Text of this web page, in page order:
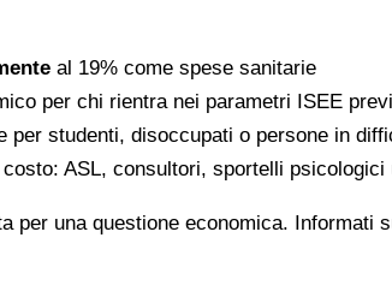
al 19% come spese sanitarie
per chi rientra nei parametri ISEE
per studenti, disoccupati o persone in
ASL, consultori, sportelli
una questione economica. Informati